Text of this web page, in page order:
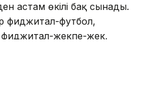
астам өкілі бақ сынады.
фиджитал-футбол,
жекпе-жек,